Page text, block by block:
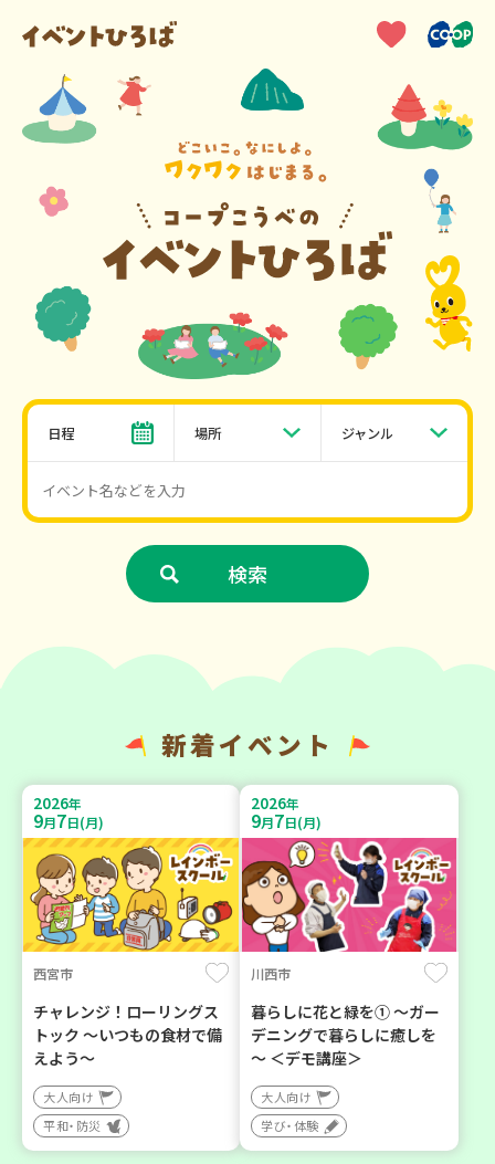
日程 場所 ジャンル
新着イベント
2026年
9月7日(月)
西宮市
チャレンジ！ローリングス
トック ～いつもの食材で備
えよう～
大人向け
平和・防災
2026年
9月7日(月)
川西市
暮らしに花と緑を① ～ガー
デニングで暮らしに癒しを
～ ＜デモ講座＞
大人向け
学び・体験